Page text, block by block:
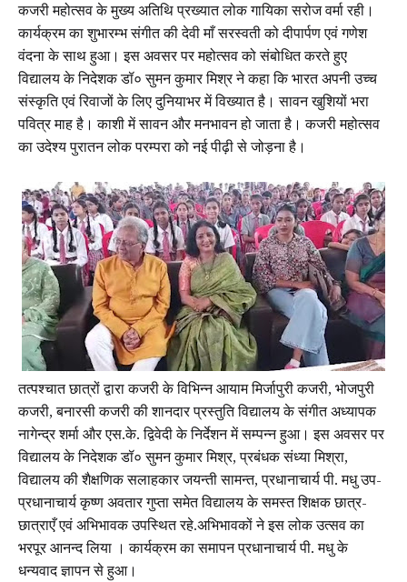
कजरी महोत्सव के मुख्य अतिथि प्रख्यात लोक गायिका सरोज वर्मा रही।
कार्यक्रम का शुभारम्भ संगीत की देवी माँ सरस्वती को दीपार्पण एवं गणेश
वंदना के साथ हुआ। इस अवसर पर महोत्सव को संबोधित करते हुए
विद्यालय के निदेशक डॉ० सुमन कुमार मिश्र ने कहा कि भारत अपनी उच्च
संस्कृति एवं रिवाजों के लिए दुनियाभर में विख्यात है। सावन खुशियों भरा
पवित्र माह है। काशी में सावन और मनभावन हो जाता है। कजरी महोत्सव
का उदेश्य पुरातन लोक परम्परा को नई पीढ़ी से जोड़ना है।
तत्पश्चात छात्रों द्वारा कजरी के विभिन्न आयाम मिर्जापुरी कजरी, भोजपुरी
कजरी, बनारसी कजरी की शानदार प्रस्तुति विद्यालय के संगीत अध्यापक
नागेन्द्र शर्मा और एस.के. द्विवेदी के निर्देशन में सम्पन्न हुआ। इस अवसर पर
विद्यालय के निदेशक डॉ० सुमन कुमार मिश्र, प्रबंधक संध्या मिश्रा,
विद्यालय की शैक्षणिक सलाहकार जयन्ती सामन्त, प्रधानाचार्य पी. मधु उप-
प्रधानाचार्य कृष्ण अवतार गुप्ता समेत विद्यालय के समस्त शिक्षक छात्र-
छात्राएँ एवं अभिभावक उपस्थित रहे.अभिभावकों ने इस लोक उत्सव का
भरपूर आनन्द लिया । कार्यक्रम का समापन प्रधानाचार्य पी. मधु के
धन्यवाद ज्ञापन से हुआ।